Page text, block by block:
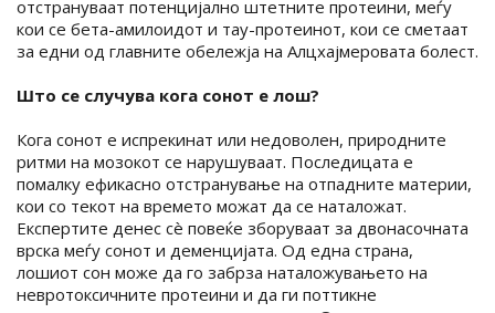
отстрануваат потенцијално штетните протеини, меѓу
кои се бета-амилоидот и тау-протеинот, кои се сметаат
за едни од главните обележја на Алцхајмеровата болест.
Што се случува кога сонот е лош?
Кога сонот е испрекинат или недоволен, природните
ритми на мозокот се нарушуваат. Последицата е
помалку ефикасно отстранување на отпадните материи,
кои со текот на времето можат да се наталожат.
Експертите денес сè повеќе зборуваат за двонасочната
врска меѓу сонот и деменцијата. Од една страна,
лошиот сон може да го забрза наталожувањето на
невротоксичните протеини и да ги поттикне